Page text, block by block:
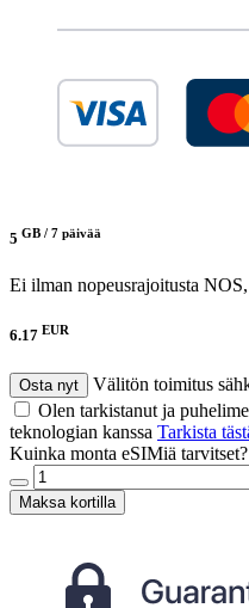
5 GB / 7 päivää
Ei ilman nopeusrajoitusta
6.17 EUR
Osta nyt
Välitön toimitus
Olen tarkistanut ja
teknologian kanssa Tarkista
Kuinka monta eSIMiä tarvitset?
Maksa kortilla